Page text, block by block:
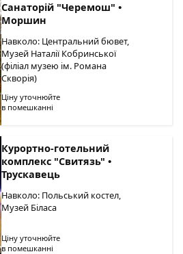
Санаторій "Черемош" •
Моршин
Навколо: Центральний бювет,
Музей Наталії Кобринської
(філіал музею ім. Романа
Скворія)
Ціну уточнюйте
в помешканні
Курортно-готельний
комплекс "Свитязь" •
Трускавець
Навколо: Польський костел,
Музей Біласа
Ціну уточнюйте
в помешканні